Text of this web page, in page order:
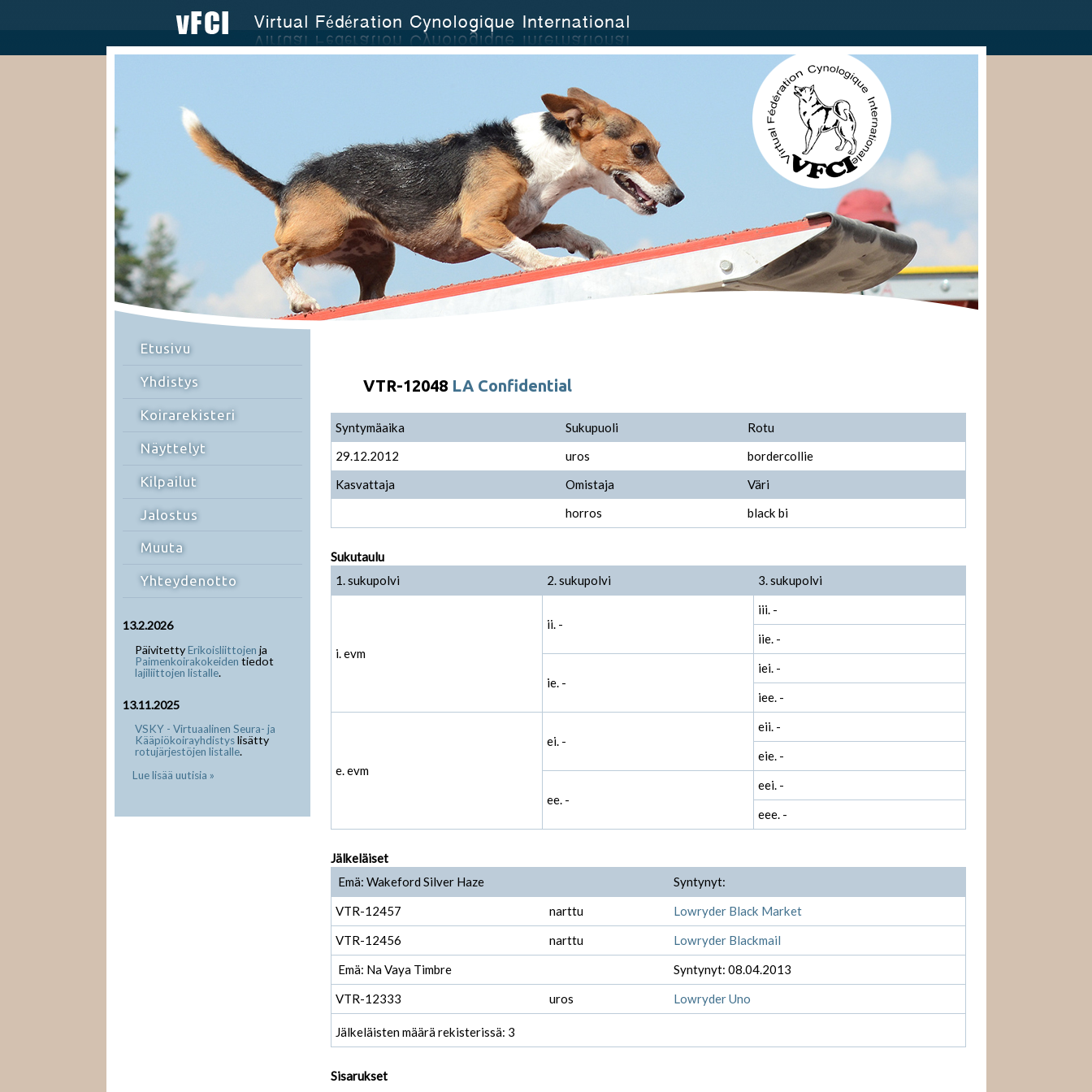
Etusivu
Yhdistys
Koirarekisteri
Näyttelyt
Kilpailut
Jalostus
Muuta
Yhteydenotto
13.2.2026
PäivitettyErikoisliittojen ja
Paimenkoirakokeiden tiedot
lajiliittojen listalle.
13.11.2025
VSKY - Virtuaalinen Seura- ja
Kääpiökoirayhdistyslisätty
rotujärjestöjen listalle.
Lue lisää uutisia »
VTR-12048 LA Confidential
Syntymäaika Sukupuoli
Rotu
29.12.2012
uros
bordercollie
Kasvattaja
Omistaja
Väri
horros
black bi
Sukutaulu
1. sukupolvi
2. sukupolvi 3. sukupolvi
i. evm
ii. -
iii. -
iie. -
ie. -
iei. -
iee. -
e. evm
ei. -
eii. -
eie. -
ee. -
eei. -
eee. -
Jälkeläiset
Emä: Wakeford Silver Haze
Syntynyt:
VTR-12457
narttu
Lowryder Black Market
VTR-12456
narttu
Lowryder Blackmail
Emä: Na Vaya Timbre
Syntynyt: 08.04.2013
VTR-12333
uros Lowryder Uno
Jälkeläisten määrä rekisterissä: 3
Sisarukset